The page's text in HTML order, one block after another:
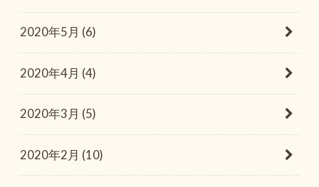
2020年5月 (6)
2020年4月 (4)
2020年3月 (5)
2020年2月 (10)